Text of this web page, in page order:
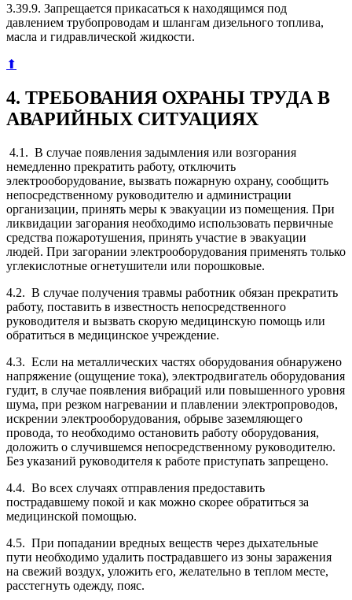
3.39.9. Запрещается прикасаться к находящимся под
давлением трубопроводам и шлангам дизельного топлива,
масла и гидравлической жидкости.
⬆
4. ТРЕБОВАНИЯ ОХРАНЫ ТРУДА В
АВАРИЙНЫХ СИТУАЦИЯХ
4.1. В случае появления задымления или возгорания
немедленно прекратить работу, отключить
электрооборудование, вызвать пожарную охрану, сообщить
непосредственному руководителю и администрации
организации, принять меры к эвакуации из помещения. При
ликвидации загорания необходимо использовать первичные
средства пожаротушения, принять участие в эвакуации
людей. При загорании электрооборудования применять только
углекислотные огнетушители или порошковые.
4.2. В случае получения травмы работник обязан прекратить
работу, поставить в известность непосредственного
руководителя и вызвать скорую медицинскую помощь или
обратиться в медицинское учреждение.
4.3. Если на металлических частях оборудования обнаружено
напряжение (ощущение тока), электродвигатель оборудования
гудит, в случае появления вибраций или повышенного уровня
шума, при резком нагревании и плавлении электропроводов,
искрении электрооборудования, обрыве заземляющего
провода, то необходимо остановить работу оборудования,
доложить о случившемся непосредственному руководителю.
Без указаний руководителя к работе приступать запрещено.
4.4. Во всех случаях отправления предоставить
пострадавшему покой и как можно скорее обратиться за
медицинской помощью.
4.5. При попадании вредных веществ через дыхательные
пути необходимо удалить пострадавшего из зоны заражения
на свежий воздух, уложить его, желательно в теплом месте,
расстегнуть одежду, пояс.